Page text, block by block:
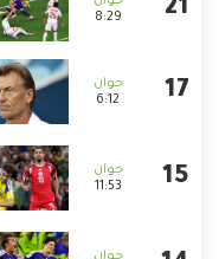
8:29
6:12
11:53